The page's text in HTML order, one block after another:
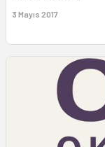
3 Mayıs 2017